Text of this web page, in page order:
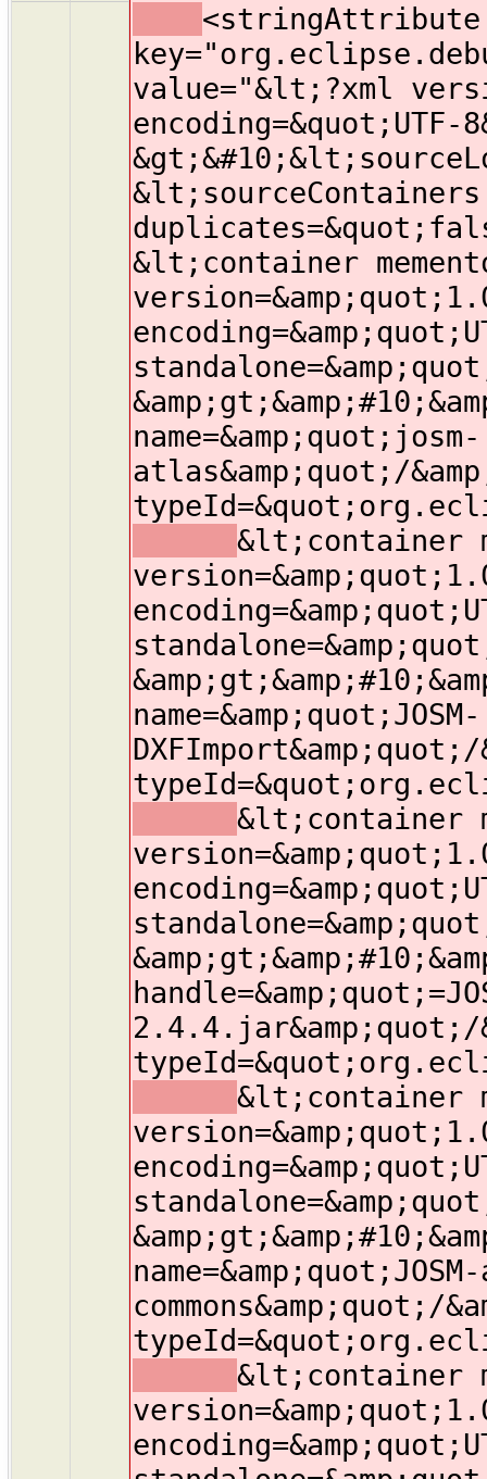
<stringAttribute
value="&lt;?xml
&lt;sourceContainers
&lt;container
name=&amp;quot;josm-
atlas&amp;quot;/
&lt;container
name=&amp;quot;JOSM-
&lt;container
2.4.4.jar&amp;quot;/
&lt;container
commons&amp;quot;/
&lt;container